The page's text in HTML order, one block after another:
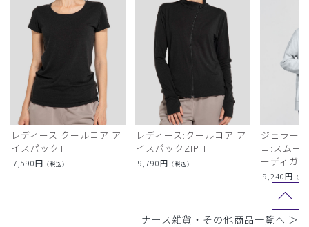
レディース:クールコア ア
イスパックT
7,590円 （税込）
レディース:クールコア ア
イスパックZIP T
9,790円 （税込）
ジェラー
コ:スムー
ーディガン
9,240円 （税
ナース雑貨・その他商品一覧へ ＞